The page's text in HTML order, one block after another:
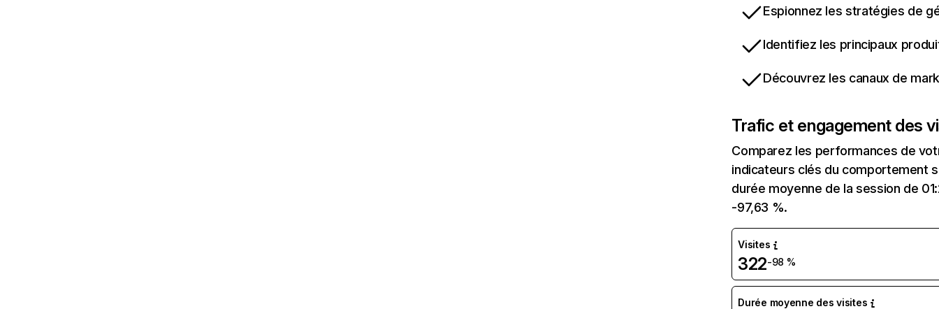
Espionnez les stratégies de
Identifiez les principaux
Découvrez les canaux de
Trafic et engagement des
Comparez les performances de
indicateurs clés du comportement
durée moyenne de la session de
-97,63 %.
Visites
322-98 %
Durée moyenne des visites